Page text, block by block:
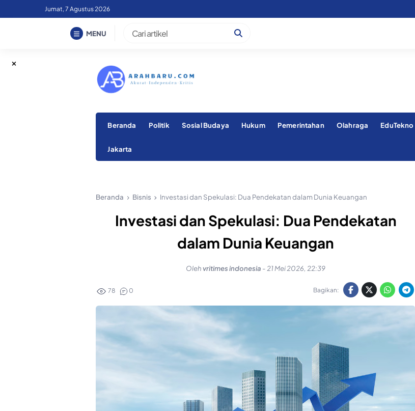
to
Jumat, 7 Agustus 2026
MENU
Beranda Politik Sosial Budaya Hukum Pemerintahan Olahraga EduTekno
Jakarta
Beranda Bisnis Investasi dan Spekulasi: Dua Pendekatan dalam Dunia Keuangan
Investasi dan Spekulasi: Dua Pendekatan
dalam Dunia Keuangan
Olehvritimes indonesia - 21 Mei 2026, 22:39
78 0 Bagikan: